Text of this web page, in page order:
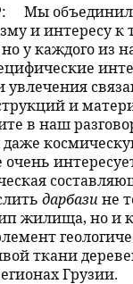
Мы
и интересу к
но у каждого из
и
в наш
даже
дарбази не
жилища, но и
ткани
Грузии.